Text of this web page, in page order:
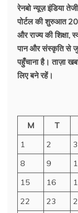
रेनबो न्यूज़ इंडिया
पोर्टल की शुरुआत
और राज्य की शिक्षा,
पान और संस्कृति से
पहुँचाना है। ताज़ा
लिए बने रहें।
M
T
1
2 3
8
9
15
16
22
23